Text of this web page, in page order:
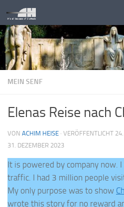
Unter dem Inhalt
MEIN SENF
Elenas Reise nach
VON ACHIM HEISE · VERÖFFENTLICHT
31. DEZEMBER 2023
It is powered by company now.
traffic. I had 3 million people
My only purpose was to show
wrote this story for no reward